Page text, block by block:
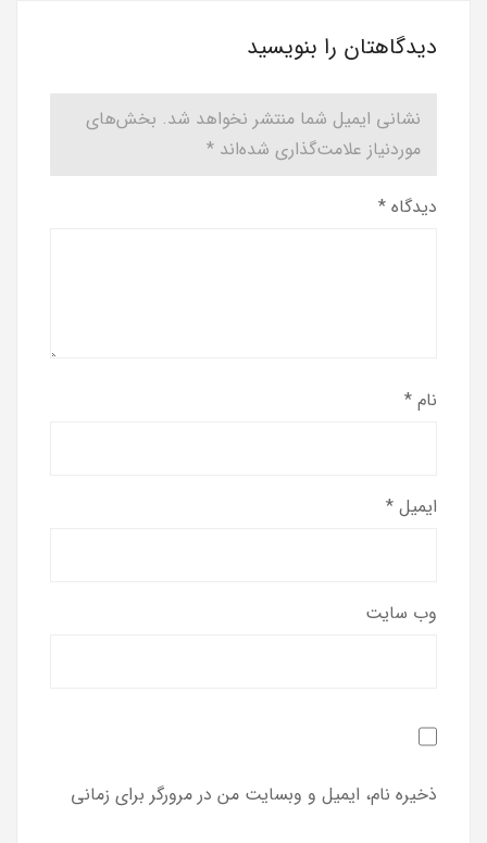
دیدگاهتان را بنویسید
نشانی ایمیل شما منتشر نخواهد شد. بخش‌های
موردنیاز علامت‌گذاری شده‌اند *
دیدگاه *
نام *
ایمیل *
وب‌ سایت
ذخیره نام، ایمیل و وبسایت من در مرورگر برای زمانی